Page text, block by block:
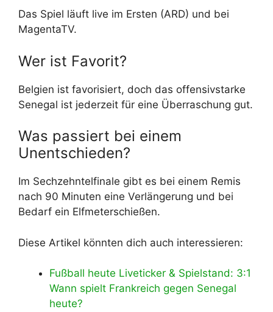
Das Spiel läuft live im Ersten (ARD) und bei
MagentaTV.
Wer ist Favorit?
Belgien ist favorisiert, doch das offensivstarke
Senegal ist jederzeit für eine Überraschung gut.
Was passiert bei einem
Unentschieden?
Im Sechzehntelfinale gibt es bei einem Remis
nach 90 Minuten eine Verlängerung und bei
Bedarf ein Elfmeterschießen.
Diese Artikel könnten dich auch interessieren:
Fußball heute Liveticker & Spielstand: 3:1
Wann spielt Frankreich gegen Senegal
heute?